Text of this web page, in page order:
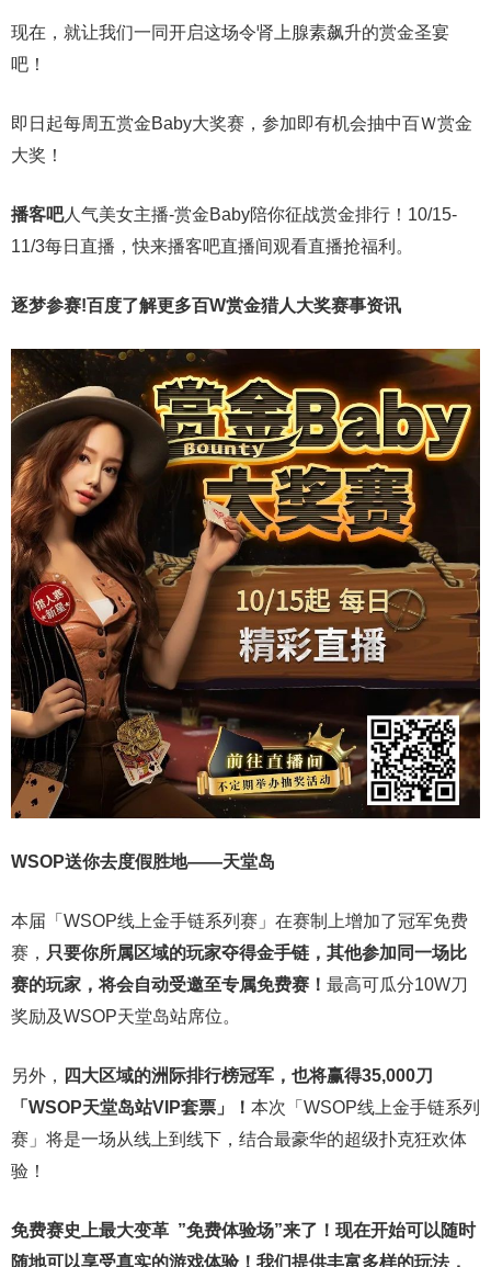
现在，就让我们一同开启这场令肾上腺素飙升的赏金圣宴
吧！
即日起每周五赏金Baby大奖赛，参加即有机会抽中百Ｗ赏金
大奖！
播客吧人气美女主播-赏金Baby陪你征战赏金排行！10/15-
11/3每日直播，快来播客吧直播间观看直播抢福利。
逐梦参赛!百度了解更多百W赏金猎人大奖赛事资讯
WSOP送你去度假胜地——天堂岛
本届「WSOP线上金手链系列赛」在赛制上增加了冠军免费
赛， 只要你所属区域的玩家夺得金手链，其他参加同一场比
赛的玩家，将会自动受邀至专属免费赛！ 最高可瓜分10W刀
奖励及WSOP天堂岛站席位。
另外， 四大区域的洲际排行榜冠军，也将赢得35,000刀
「WSOP天堂岛站VIP套票」！ 本次「WSOP线上金手链系列
赛」将是一场从线上到线下，结合最豪华的超级扑克狂欢体
验！
免费赛史上最大变革 ”免费体验场”来了！ 现在开始可以随时
随地可以享受真实的游戏体验！我们提供丰富多样的玩法，